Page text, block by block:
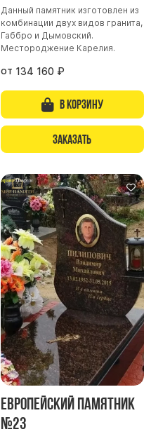
Данный памятник изготовлен из
комбинации двух видов гранита,
Габбро и Дымовский.
Местороджение Карелия.
от 134 160 ₽
В корзину
Заказать
Европейский памятник
№23